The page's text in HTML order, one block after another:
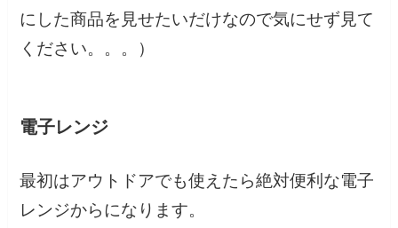
にした商品を見せたいだけなので気にせず見て
ください。。。）
電子レンジ
最初はアウトドアでも使えたら絶対便利な電子
レンジからになります。